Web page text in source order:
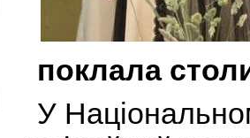
поклала
У